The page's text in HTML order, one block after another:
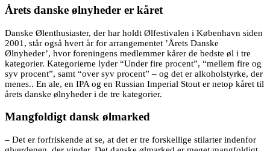
Årets danske ølnyheder er kåret
Danske Ølenthusiaster, der har holdt Ølfestivalen i København siden
2001, står også hvert år for arrangementet ’Årets Danske
Ølnyheder’, hvor foreningens medlemmer kårer de bedste øl i tre
kategorier. Kategorierne lyder “Under fire procent”, “mellem fire og
syv procent”, samt “over syv procent” – og det er alkoholstyrke, der
menes.. En ale, en IPA og en Russian Imperial Stout er netop kåret til
årets danske ølnyheder i de tre kategorier.
Mangfoldigt dansk ølmarked
– Det er forfriskende at se, at det er tre forskellige stilarter indenfor